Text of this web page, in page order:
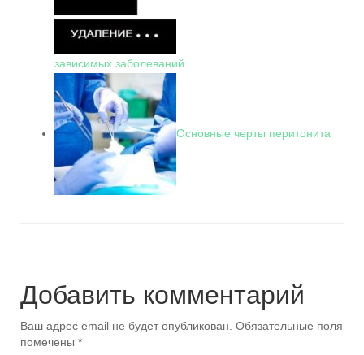
зависимых заболеваний
Основные черты перитонита
Добавить комментарий
Ваш адрес email не будет опубликован. Обязательные поля
помечены *